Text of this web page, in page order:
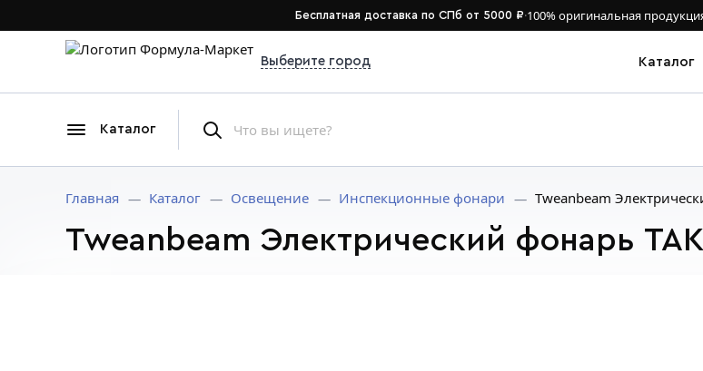
Бесплатная доставка по СПб от 5000 ₽·100% оригинальная
Выберите город Каталог
Каталог
Главная Каталог Освещение Инспекционные фонари Tweanbeam
Tweanbeam Электрический фонарь